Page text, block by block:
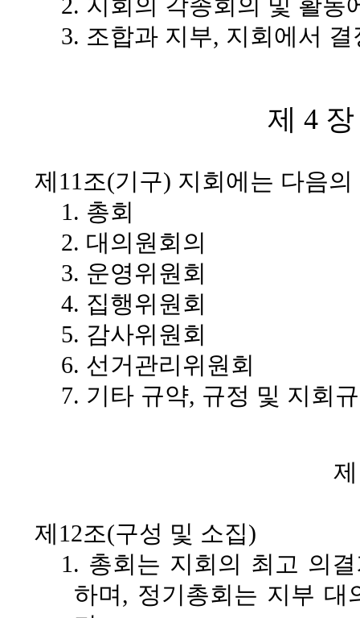
2. 지회의 각종회의 및 활동
3. 조합과 지부, 지회에서
제 4
제11조(기구) 지회에는 다음
1. 총회
2. 대의원회의
3. 운영위원회
4. 집행위원회
5. 감사위원회
6. 선거관리위원회
7. 기타 규약, 규정 및 지회
제12조(구성 및 소집)
1. 총회는 지회의 최고 의
하며, 정기총회는 지부 대